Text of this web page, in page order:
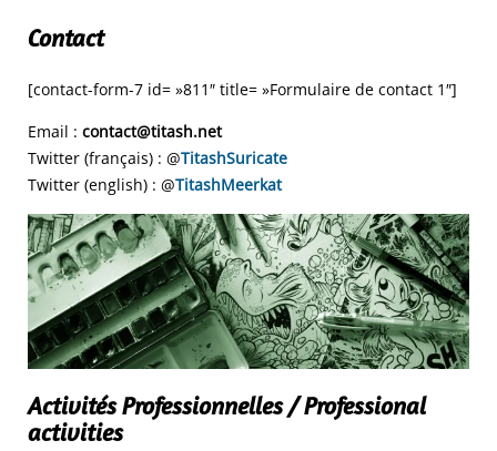
Contact
[contact-form-7 id= »811″ title= »Formulaire de contact 1″]
Email : contact@titash.net
Twitter (français) : @TitashSuricate
Twitter (english) : @TitashMeerkat
Activités Professionnelles / Professional
activities